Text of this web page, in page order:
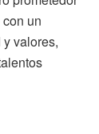
un
valores,